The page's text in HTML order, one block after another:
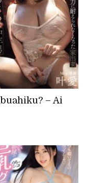
– Ai